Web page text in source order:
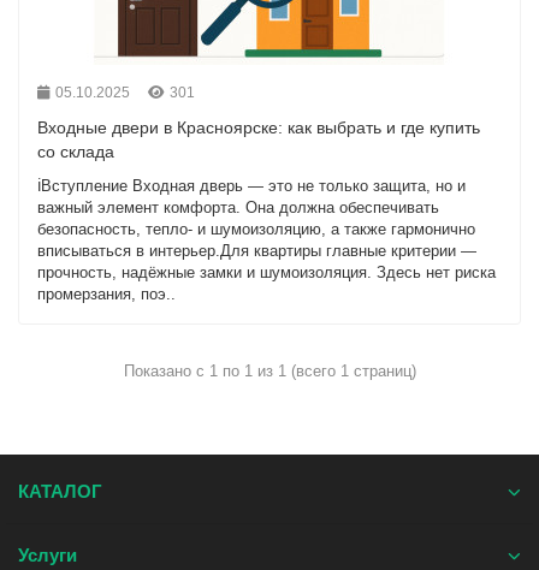
05.10.2025 301
Входные двери в Красноярске: как выбрать и где купить
со склада
ℹ️Вступление Входная дверь — это не только защита, но и
важный элемент комфорта. Она должна обеспечивать
безопасность, тепло- и шумоизоляцию, а также гармонично
вписываться в интерьер.Для квартиры главные критерии —
прочность, надёжные замки и шумоизоляция. Здесь нет риска
промерзания, поэ..
Показано с 1 по 1 из 1 (всего 1 страниц)
КАТАЛОГ
Услуги